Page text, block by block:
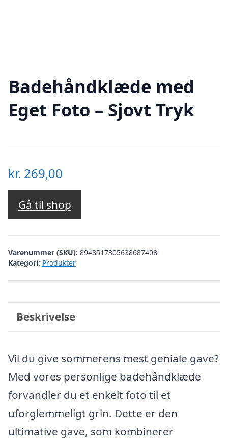
Badehåndklæde med
Eget Foto – Sjovt Tryk
kr. 269,00
Gå til shop
Varenummer (SKU): 8948517305638687408
Kategori: Produkter
Beskrivelse
Vil du give sommerens mest geniale gave?
Med vores personlige badehåndklæde
forvandler du et enkelt foto til et
uforglemmeligt grin. Dette er den
ultimative gave, som kombinerer